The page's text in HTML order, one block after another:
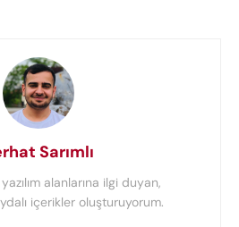
Sarımlı
alanlarına ilgi duyan,
içerikler oluşturuyorum.